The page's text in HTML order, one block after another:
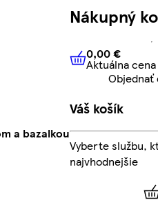
a bazalkou
Nákupný
0,00 €
0,00 €
Aktuálna
Objednať
Váš košík
Vyberte službu,
najvhodnejšie